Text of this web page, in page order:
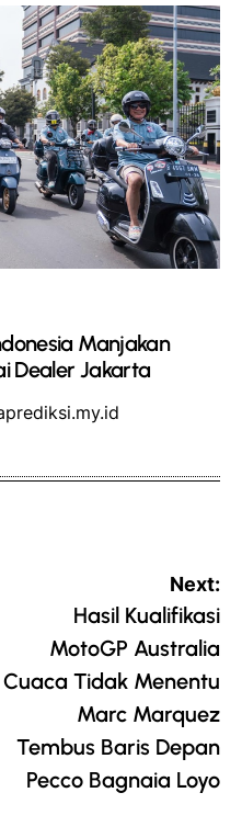
Manjakan
Dealer Jakarta
Next:
Hasil Kualifikasi
MotoGP Australia
Cuaca Tidak Menentu
Marc Marquez
Tembus Baris Depan
Pecco Bagnaia Loyo